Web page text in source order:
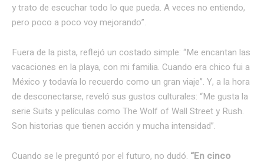
y trato de escuchar todo lo que pueda. A veces no entiendo,
pero poco a poco voy mejorando”.
Fuera de la pista, reflejó un costado simple: “Me encantan las
vacaciones en la playa, con mi familia. Cuando era chico fui a
México y todavía lo recuerdo como un gran viaje”. Y, a la hora
de desconectarse, reveló sus gustos culturales: “Me gusta la
serie Suits y películas como The Wolf of Wall Street y Rush.
Son historias que tienen acción y mucha intensidad”.
Cuando se le preguntó por el futuro, no dudó. “En cinco